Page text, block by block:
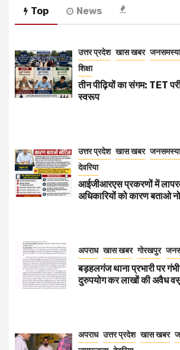
Top News
उत्तर प्रदेश खास खबर जनसमस्या
शिक्षा
तीन पीढ़ियों का संगम: TET
स्वरूप
उत्तर प्रदेश खास खबर जनसमस्या
देवरिया
आईजीआरएस प्रकरणों में
अधिकारियों को कारण बताओ
अपराध खास खबर गोरखपुर
बड़हलगंज थाना प्रभारी पर
दुरुपयोग कर लाखों की अवैध
अपराध उत्तर प्रदेश खास खबर